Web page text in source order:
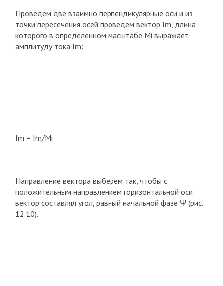
Проведем две взаимно перпендикулярные оси и из
точки пересечения осей проведем вектор Im, длина
которого в определённом масштабе Mi выражает
амплитуду тока Im:
Im = Im/Mi
Направление вектора выберем так, чтобы с
положительным направлением горизонтальной оси
вектор составлял угол, равный начальной фазе Ψ (рис.
12.10).